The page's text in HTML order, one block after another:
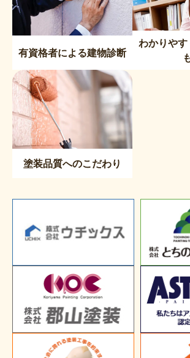
有資格者による建物診断
わかりや
塗装品質へのこだわり